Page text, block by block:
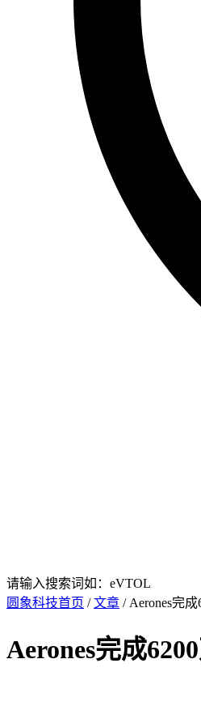
请输入搜索词如：eVTOL
圆象科技首页 /文章 / Aerones完
Aerones完成